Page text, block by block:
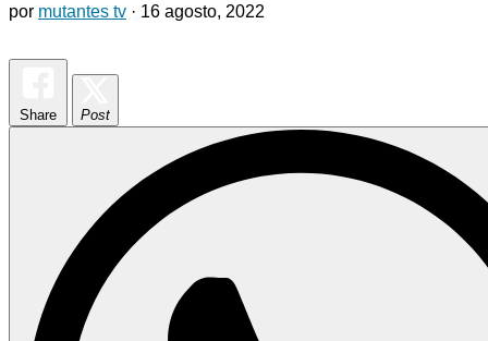
por mutantes tv · 16 agosto, 2022
Share Post